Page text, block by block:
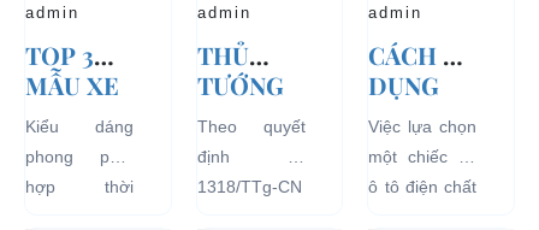
admin
TOP 3
MẪU XE
Ô TÔ
ĐIỆN
THỊNH
HÀNH VÀ
Kiểu dáng
phong phú,
hợp thời
admin
THỦ
TƯỚNG
CHÍNH
PHỦ
ĐỒNG Ý
Theo quyết
định số
1318/TTg-CN
admin
CÁCH SỬ
DỤNG
XE Ô TÔ
ĐIỆN ĐỂ
TĂNG
TUỔI
Việc lựa chọn
một chiếc xe
ô tô điện chất